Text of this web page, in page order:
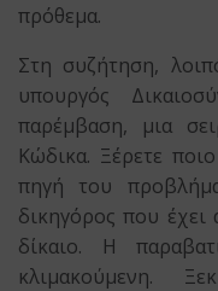
πρόθεμα.
Στη συζήτηση,
υπουργός
παρέμβαση, μια
Κώδικα. Ξέρετε
πηγή του
δικηγόρος που έχει
δίκαιο. Η
κλιμακούμενη.